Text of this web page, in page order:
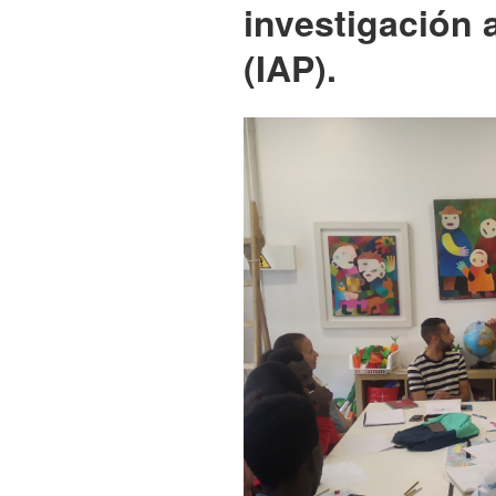
investigación
(IAP).